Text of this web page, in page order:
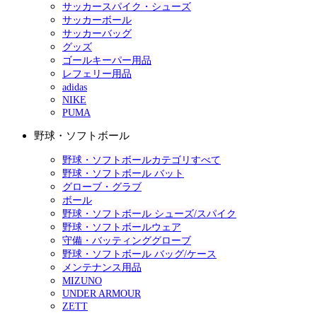
サッカースパイク・シューズ
サッカーボール
サッカーバッグ
グッズ
ゴールキーパー用品
レフェリー用品
adidas
NIKE
PUMA
野球・ソフトボール
野球・ソフトボールカテゴリすべて
野球・ソフトボール バット
グローブ・グラブ
ボール
野球・ソフトボール シューズ/スパイク
野球・ソフトボールウェア
守備・バッティンググローブ
野球・ソフトボール バッグ/ケース
メンテナンス用品
MIZUNO
UNDER ARMOUR
ZETT